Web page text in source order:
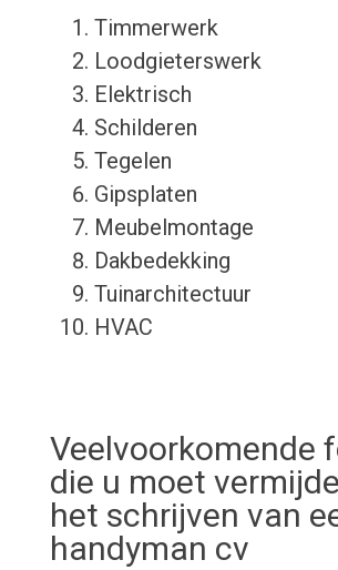
Timmerwerk
Loodgieterswerk
Elektrisch
Schilderen
Tegelen
Gipsplaten
Meubelmontage
Dakbedekking
Tuinarchitectuur
HVAC
Veelvoorkomende
die u moet
het schrijven van
handyman cv